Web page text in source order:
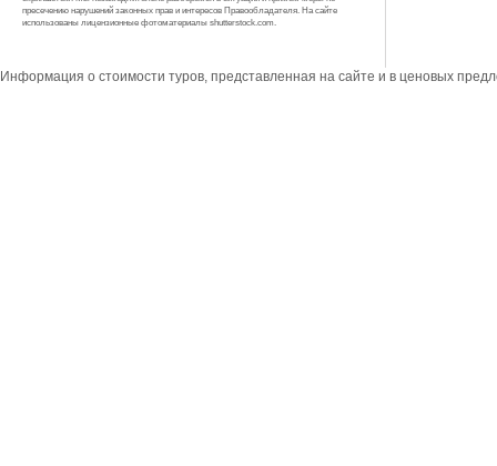
пресечению нарушений законных прав и интересов Правообладателя. На сайте
использованы лицензионные фотоматериалы shutterstock.com.
Информация о стоимости туров, представленная на сайте и в ценовых